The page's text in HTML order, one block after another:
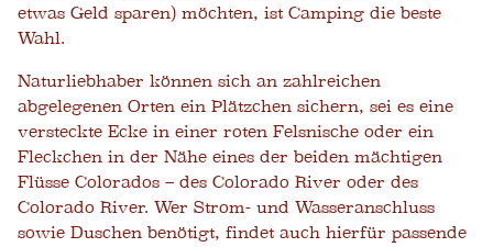
etwas Geld sparen) möchten, ist Camping die beste
Wahl.
Naturliebhaber können sich an zahlreichen
abgelegenen Orten ein Plätzchen sichern, sei es eine
versteckte Ecke in einer roten Felsnische oder ein
Fleckchen in der Nähe eines der beiden mächtigen
Flüsse Colorados – des Colorado River oder des
Colorado River. Wer Strom- und Wasseranschluss
sowie Duschen benötigt, findet auch hierfür passende